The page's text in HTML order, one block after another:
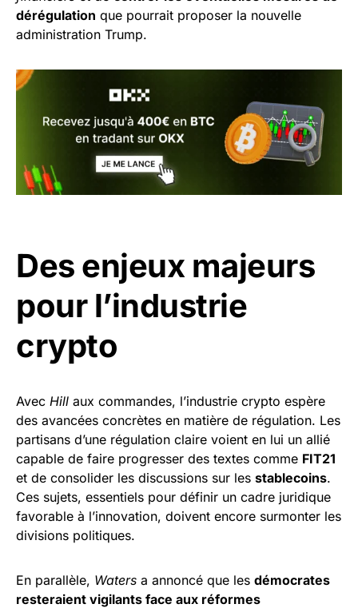
dérégulation que pourrait proposer la nouvelle
administration Trump.
Des enjeux majeurs
pour l’industrie
crypto
Avec Hill aux commandes, l’industrie crypto espère
des avancées concrètes en matière de régulation. Les
partisans d’une régulation claire voient en lui un allié
capable de faire progresser des textes comme FIT21
et de consolider les discussions sur les stablecoins.
Ces sujets, essentiels pour définir un cadre juridique
favorable à l’innovation, doivent encore surmonter les
divisions politiques.
En parallèle, Waters a annoncé que les démocrates
resteraient vigilants face aux réformes